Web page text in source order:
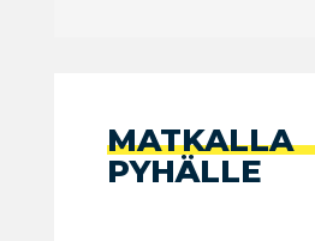
MATKALLA
PYHÄLLE